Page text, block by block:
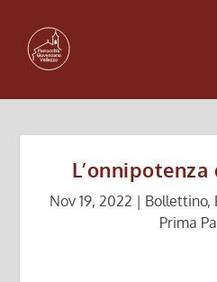
L’onnipotenza
Nov 19, 2022 | Bollettino,
Prima